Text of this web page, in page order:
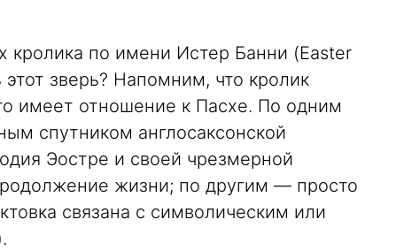
кролика по имени Истер Банни (Easter
зверь? Напомним, что кролик
имеет отношение к Пасхе. По одним
спутником англосаксонской
Эостре и своей чрезмерной
жизни; по другим — просто
связана с символическим или